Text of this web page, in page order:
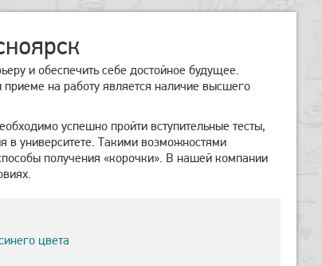
и обеспечить себе достойное будущее.
на работу является наличие высшего
успешно пройти вступительные тесты,
в университете. Такими возможностями
получения «корочки». В нашей компании
цвета